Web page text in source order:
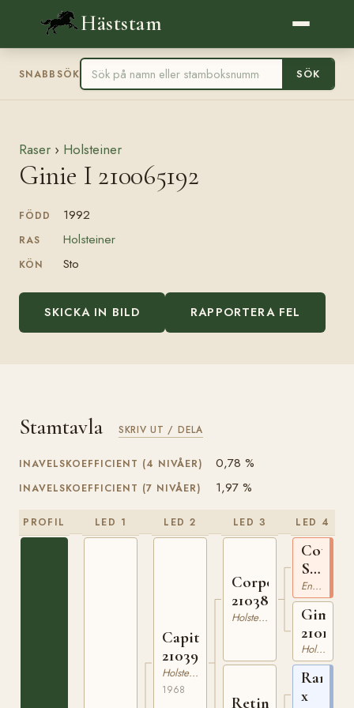
Häststam
SNABBSÖK SÖK
Raser › Holsteiner
Ginie I 210065192
FÖDD 1992
RAS Holsteiner
KÖN Sto
SKICKA IN BILD RAPPORTERA FEL
Stamtavla SKRIV UT / DELA
INAVELSKOEFFICIENT (4 NIVÅER) 0,78 %
INAVELSKOEFFICIENT (7 NIVÅER) 1,97 %
PROFIL LED 1 LED 2
Capitano
210398668
Holsteiner
1968
LED 3
Corporal
210386463
Holsteiner
Retina
LED 4
Son
xxEngelskt Fullblod
Gimara
Holsteiner
Ramzes
x